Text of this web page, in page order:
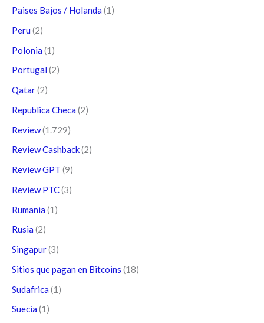
Paises Bajos / Holanda (1)
Peru (2)
Polonia (1)
Portugal (2)
Qatar(2)
Republica Checa (2)
Review(1.729)
Review Cashback(2)
Review GPT (9)
Review PTC(3)
Rumania (1)
Rusia (2)
Singapur(3)
Sitios que pagan en Bitcoins (18)
Sudafrica (1)
Suecia (1)